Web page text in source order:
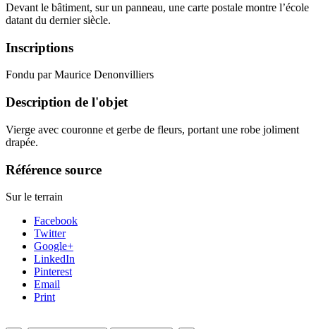
Devant le bâtiment, sur un panneau, une carte postale montre l’école
datant du dernier siècle.
Inscriptions
Fondu par Maurice Denonvilliers
Description de l'objet
Vierge avec couronne et gerbe de fleurs, portant une robe joliment
drapée.
Référence source
Sur le terrain
Facebook
Twitter
Google+
LinkedIn
Pinterest
Email
Print